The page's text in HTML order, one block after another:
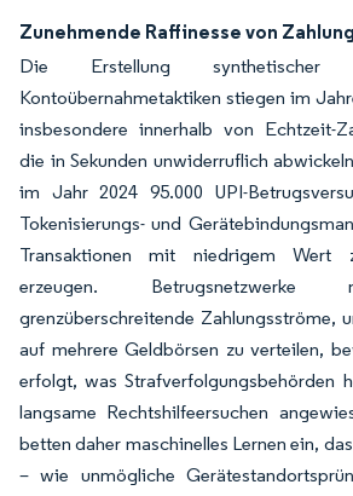
Zunehmende Raffinesse von
Die Erstellung synthetischer
Kontoübernahmetaktiken stiegen im
insbesondere innerhalb von Echtzeit-
die in Sekunden unwiderruflich
im Jahr 2024 95.000 UPI-
Tokenisierungs- und
Transaktionen mit niedrigem Wert
erzeugen. Betrugsnetzwerke
grenzüberschreitende Zahlungsströme,
auf mehrere Geldbörsen zu verteilen,
erfolgt, was Strafverfolgungsbehörden
langsame Rechtshilfeersuchen
betten daher maschinelles Lernen ein,
– wie unmögliche